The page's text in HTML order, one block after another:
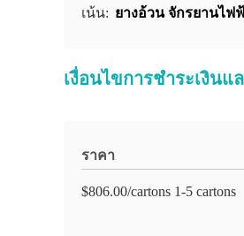
เน้น: ยางอ้วน จักรยานไฟ
เงื่อนไขการชำระเงินแ
ราคา
$806.00/cartons 1-5 cartons